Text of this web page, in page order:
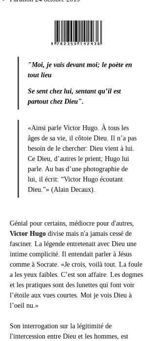
"Moi, je vais devant moi; le poète en
tout lieu
Se sent chez lui, sentant qu’il est
partout chez Dieu".
«Ainsi parle Victor Hugo. À tous les
âges de sa vie, il côtoie Dieu. Il n’a pas
besoin de le chercher: Dieu vient à lui.
Ce Dieu, d’autres le prient; Hugo lui
parle. Au bas d’une photographie de
lui, il écrit: “Victor Hugo écoutant
Dieu.”» (Alain Decaux).
Génial pour certains, médiocre pour d'autres,
Victor Hugo divise mais n'a jamais cessé de
fasciner. La légende entretenait avec Dieu une
intime complicité. Il entendait parler à Jésus
comme à Socrate. «Je crois, voilà tout. La foule
a les yeux faibles. C’est son affaire. Les dogmes
et les pratiques sont des lunettes qui font voir
l’étoile aux vues courtes. Moi je vois Dieu à
l’oeil nu.»
Son interrogation sur la légitimité de
l'intercession entre Dieu et les hommes, est